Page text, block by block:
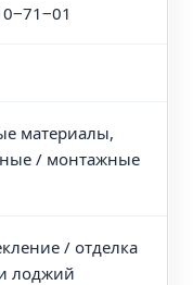
материалы,
/ монтажные
/ отделка
лоджий